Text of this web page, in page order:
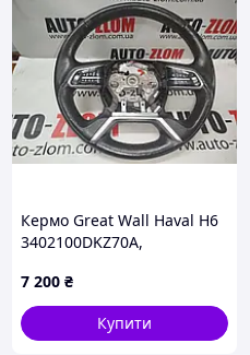
Кермо Great Wall Haval H6
3402100DKZ70A,
7 200 ₴
Купити